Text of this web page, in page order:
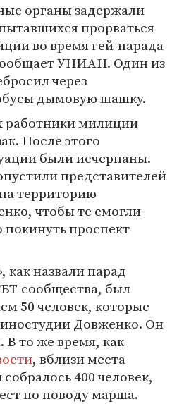
органы задержали
прорваться
во время гей-парада
УНИАН. Один из
через
дымовую шашку.
работники милиции
После этого
были исчерпаны.
представителей
территорию
чтобы те смогли
покинуть проспект
как назвали парад
сообщества, был
50 человек, которые
Довженко. Он
В то же время, как
, вблизи места
400 человек,
по поводу марша.